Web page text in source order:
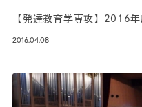
【発達教育学専攻】2016
2016.04.08